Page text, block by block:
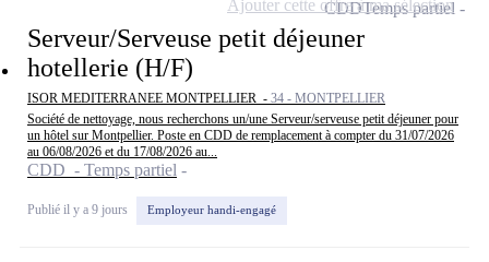
Serveur/Serveuse petit déjeuner
hotellerie (H/F)
ISOR MEDITERRANEE MONTPELLIER - 34 - MONTPELLIER
Société de nettoyage, nous recherchons un/une Serveur/serveuse petit déjeuner pour
un hôtel sur Montpellier. Poste en CDD de remplacement à compter du 31/07/2026
au 06/08/2026 et du 17/08/2026 au...
CDD - Temps partiel
Publié il y a 9 jours Employeur handi-engagé
CDDTemps partiel
Ajouter cette offre à ma sélection